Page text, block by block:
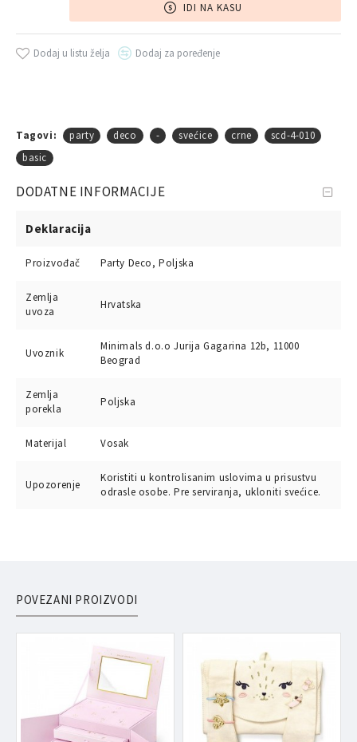
IDI NA KASU
Dodaj u listu želja Dodaj za poređenje
Tagovi: party deco - svećice crne
scd-4-010
basic
DODATNE INFORMACIJE
Deklaracija
Proizvođač Party Deco, Poljska
Zemlja
uvoza
Hrvatska
Uvoznik
Minimals d.o.o Jurija Gagarina 12b, 11000
Beograd
Zemlja
porekla
Poljska
Materijal Vosak
Upozorenje
Koristiti u kontrolisanim uslovima u prisustvu
odrasle osobe. Pre serviranja, ukloniti svećice.
POVEZANI PROIZVODI